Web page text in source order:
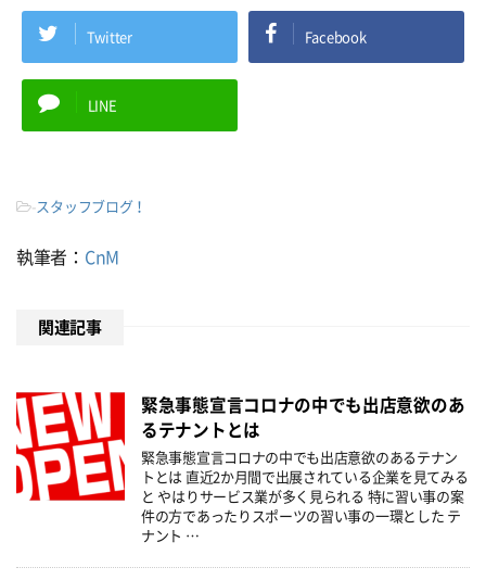
Twitter Facebook
LINE
-スタッフブログ！
執筆者： CnM
関連記事
緊急事態宣言コロナの中でも出店意欲のあ
るテナントとは
緊急事態宣言コロナの中でも出店意欲のあるテナン
トとは 直近2か月間で出展されている企業を見てみる
と やはりサービス業が多く見られる 特に習い事の案
件の方であったりスポーツの習い事の一環とした テ
ナント …